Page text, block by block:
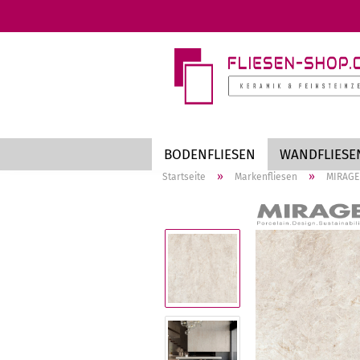
BODENFLIESEN
Markenfliesen anzeigen
AZTECA
Cotto d'Este
EnergieKer
MIRAGE
Startseite » Markenfliesen » MIRAGE